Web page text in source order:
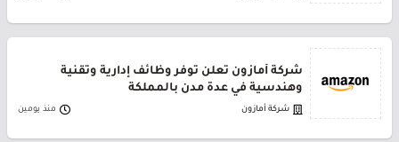
شركة أمازون تعلن توفر وظائف إدارية وتقنية
وهندسية في عدة مدن بالمملكة
شركة أمازون منذ يومين